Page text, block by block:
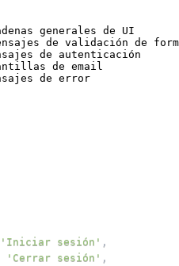
generales de UI
de validación de
de autenticación
de email
'Iniciar sesión' ,
'Cerrar sesión' ,